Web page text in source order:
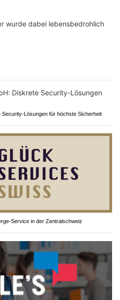
wurde dabei lebensbedrohlich
Lösungen für höchste Sicherheit
Service in der Zentralschweiz